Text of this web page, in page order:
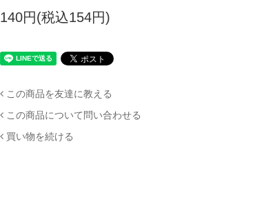
140円(税込154円)
この商品を友達に教える
この商品について問い合わせる
買い物を続ける